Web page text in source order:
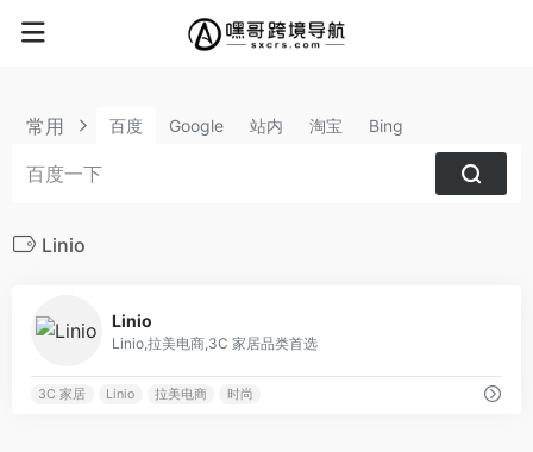
常用 百度 Google 站内 淘宝 Bing
Linio
Linio
Linio,拉美电商,3C 家居品类首选
3C 家居 Linio 拉美电商 时尚